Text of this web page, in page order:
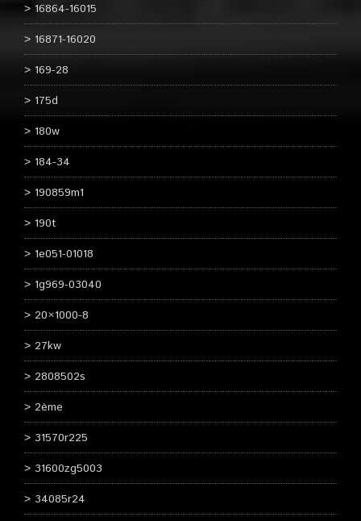
16864-16015
16871-16020
169-28
175d
180w
184-34
190859m1
190t
1e051-01018
1g969-03040
20×1000-8
27kw
2808502s
2ème
31570r225
31600zg5003
34085r24